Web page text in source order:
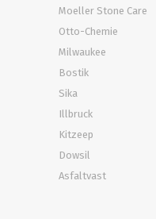
Moeller Stone Care
Otto-Chemie
Milwaukee
Bostik
Sika
Illbruck
Kitzeep
Dowsil
Asfaltvast